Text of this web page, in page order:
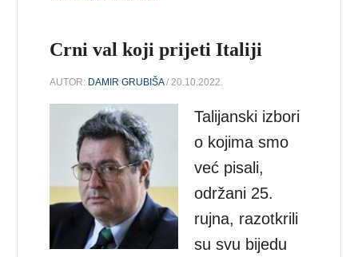
Crni val koji prijeti Italiji
AUTOR: DAMIR GRUBIŠA/ 20.10.2022.
Talijanski izbori
o kojima smo
već pisali,
održani 25.
rujna, razotkrili
su svu bijedu